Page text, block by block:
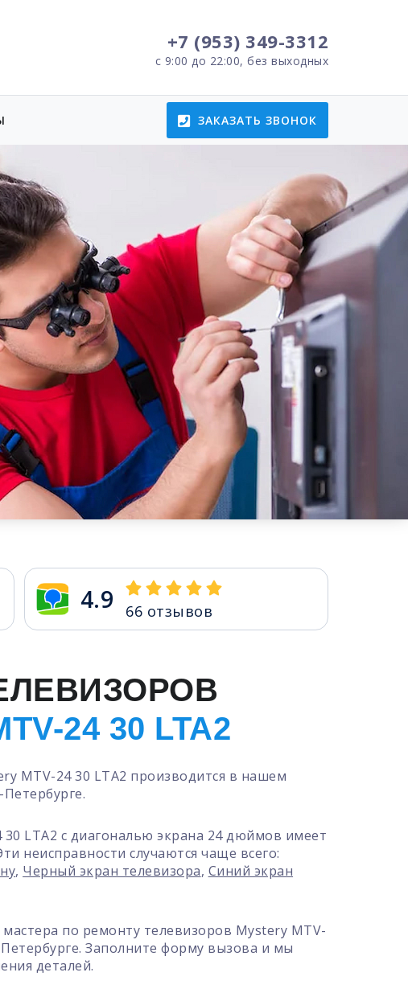
+7 (953) 349-3312
с 9:00 до 22:00, без выходных
ЗАКАЗАТЬ ЗВОНОК
4.9 66 отзывов
24 30 LTA2
MTV-24 30 LTA2 производится в нашем
LTA2 с диагональю экрана 24 дюймов имеет
неисправности случаются чаще всего:
, Черный экран телевизора, Синий экран
по ремонту телевизоров Mystery MTV-
Заполните форму вызова и мы
деталей.